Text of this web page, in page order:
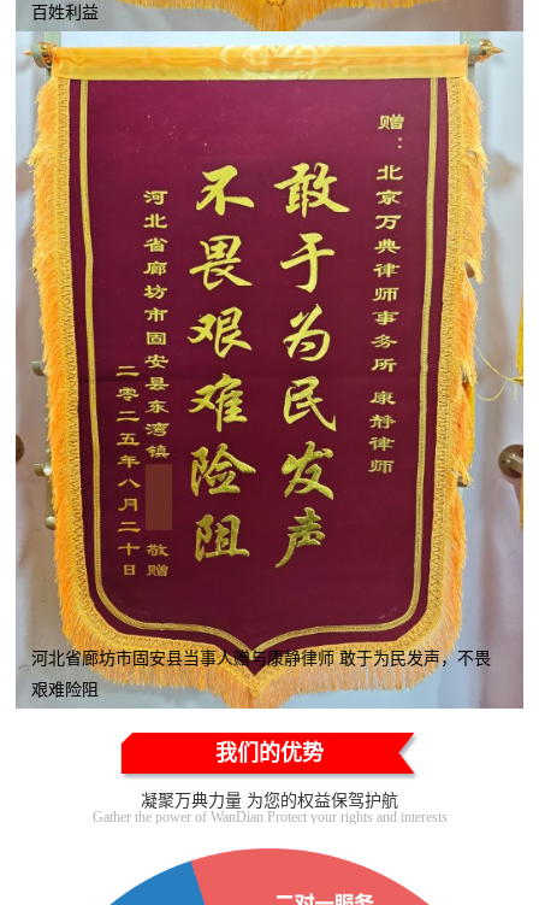
百姓利益
河北省廊坊市固安县当事人赠与康静律师 敢于为民发声，不畏
艰难险阻
我们的优势
凝聚万典力量 为您的权益保驾护航
Gather the power of WanDian Protect your rights and interests